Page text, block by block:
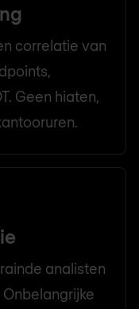
correlatie van
Geen hiaten,
analisten